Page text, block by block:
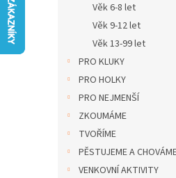
Věk 6-8 let
Věk 9-12 let
Věk 13-99 let
PRO KLUKY
PRO HOLKY
PRO NEJMENŠÍ
ZKOUMÁME
TVOŘÍME
PĚSTUJEME A
VENKOVNÍ AKTIVITY